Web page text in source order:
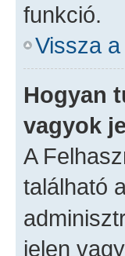
funkció.
Vissza
Hogyan
vagyok
A
található
jelen